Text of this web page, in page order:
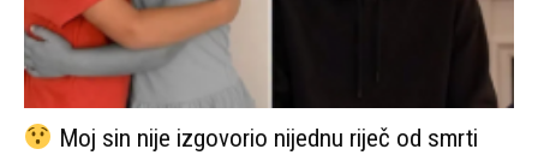
Moj sin nije izgovorio nijednu riječ od smrti